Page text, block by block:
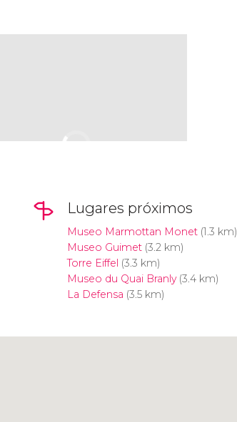
Lugares próximos
Museo Marmottan Monet(1.3 km)
Museo Guimet(3.2 km)
Torre Eiffel (3.3 km)
Museo du Quai Branly(3.4 km)
La Defensa (3.5 km)